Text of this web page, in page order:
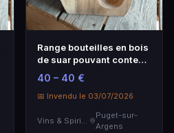
Range bouteilles en bois
de suar pouvant contenir
6 bouteilles 28x23x50
cm
40 – 40 €
📅 Invendu le 03/07/2026
Vins & Spiritueux
Puget-sur-
Argens